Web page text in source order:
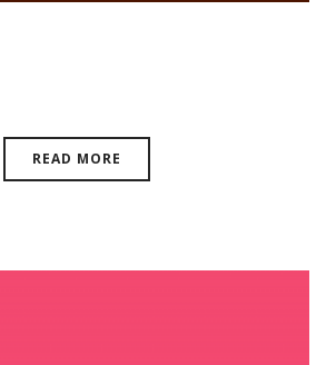
READ MORE